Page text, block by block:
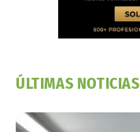
ÚLTIMAS NOTICIAS